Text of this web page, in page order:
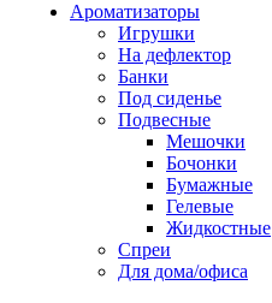
Ароматизаторы
Игрушки
На дефлектор
Банки
Под сиденье
Подвесные
Мешочки
Бочонки
Бумажные
Гелевые
Жидкостные
Спреи
Для дома/офиса